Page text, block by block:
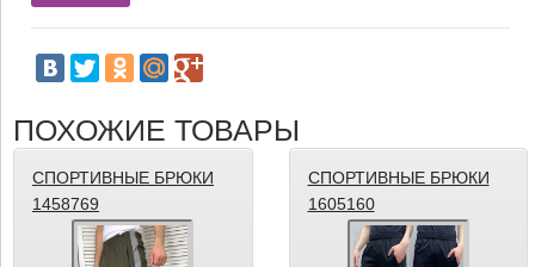
ПОХОЖИЕ ТОВАРЫ
СПОРТИВНЫЕ БРЮКИ
1458769
СПОРТИВНЫЕ БРЮКИ
1605160